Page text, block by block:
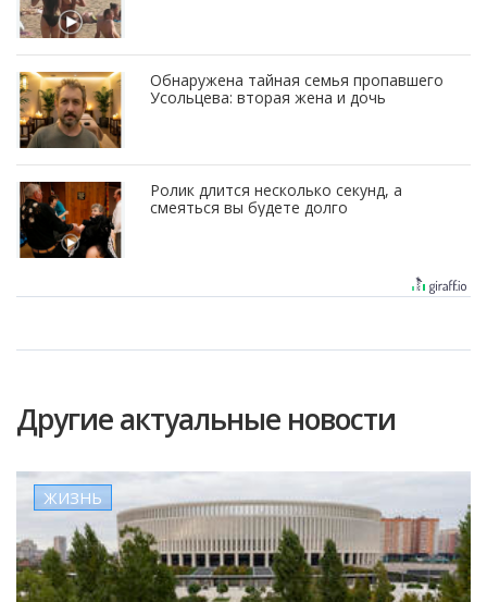
Обнаружена тайная семья пропавшего
Усольцева: вторая жена и дочь
Ролик длится несколько секунд, а
смеяться вы будете долго
Другие актуальные новости
ЖИЗНЬ